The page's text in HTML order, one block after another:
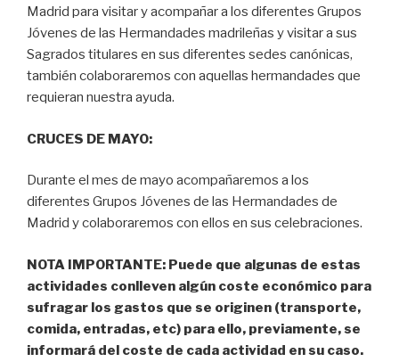
Madrid para visitar y acompañar a los diferentes Grupos
Jóvenes de las Hermandades madrileñas y visitar a sus
Sagrados titulares en sus diferentes sedes canónicas,
también colaboraremos con aquellas hermandades que
requieran nuestra ayuda.
CRUCES DE MAYO:
Durante el mes de mayo acompañaremos a los
diferentes Grupos Jóvenes de las Hermandades de
Madrid y colaboraremos con ellos en sus celebraciones.
NOTA IMPORTANTE: Puede que algunas de estas
actividades conlleven algún coste económico para
sufragar los gastos que se originen (transporte,
comida, entradas, etc) para ello, previamente, se
informará del coste de cada actividad en su caso.